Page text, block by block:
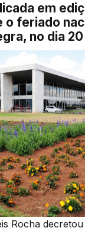
em
o feriado
no dia 20
Rocha